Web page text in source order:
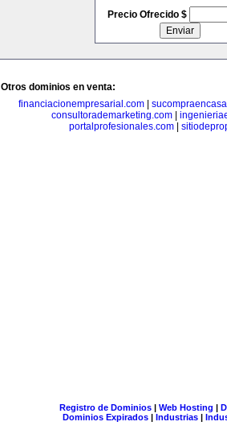
Precio Ofrecido $
Otros dominios en venta:
financiacionempresarial.com|
consultorademarketing.com|
portalprofesionales.com|
Registro de Dominios| Web Hosting |
Dominios Expirados | Industrias |